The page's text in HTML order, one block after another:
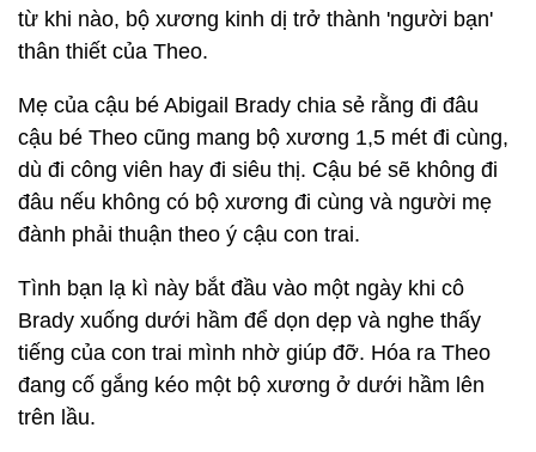
từ khi nào, bộ xương kinh dị trở thành 'người bạn'
thân thiết của Theo.
Mẹ của cậu bé Abigail Brady chia sẻ rằng đi đâu
cậu bé Theo cũng mang bộ xương 1,5 mét đi cùng,
dù đi công viên hay đi siêu thị. Cậu bé sẽ không đi
đâu nếu không có bộ xương đi cùng và người mẹ
đành phải thuận theo ý cậu con trai.
Tình bạn lạ kì này bắt đầu vào một ngày khi cô
Brady xuống dưới hầm để dọn dẹp và nghe thấy
tiếng của con trai mình nhờ giúp đỡ. Hóa ra Theo
đang cố gắng kéo một bộ xương ở dưới hầm lên
trên lầu.